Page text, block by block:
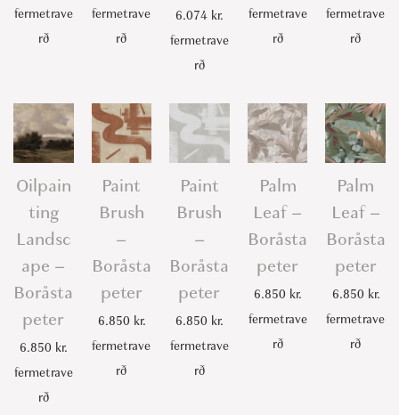
fermetrave
rð
fermetrave
rð
6.074 kr.
fermetrave
rð
fermetrave
rð
fermetrave
rð
Oilpain
ting
Landsc
ape –
Boråsta
peter
6.850 kr.
fermetrave
rð
Paint
Brush
–
Boråsta
peter
6.850 kr.
fermetrave
rð
Paint
Brush
–
Boråsta
peter
6.850 kr.
fermetrave
rð
Palm
Leaf –
Boråsta
peter
6.850 kr.
fermetrave
rð
Palm
Leaf –
Boråsta
peter
6.850 kr.
fermetrave
rð